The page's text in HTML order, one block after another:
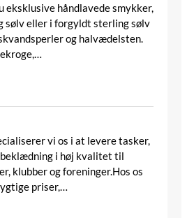
eksklusive håndlavede smykker,
sølv eller i forgyldt sterling sølv
og halvædelsten.
vi os i at levere tasker,
i høj kvalitet til
klubber og foreninger.Hos os
priser,…